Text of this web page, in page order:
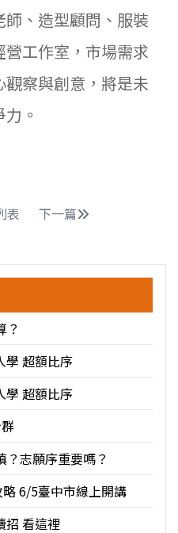
、造型顧問、服裝
工作室，市場需求
察與創意，將是未
。
表 下一篇
？
學 超額比序
學 超額比序
？志願序重要嗎？
略 6/5臺中市線上開講
招 看這裡